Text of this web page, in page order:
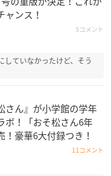
ャンス！
5コメント
していなかったけど、そう
さん』が小学館の学年
ボ！「おそ松さん6年
！豪華6大付録つき！
11コメント